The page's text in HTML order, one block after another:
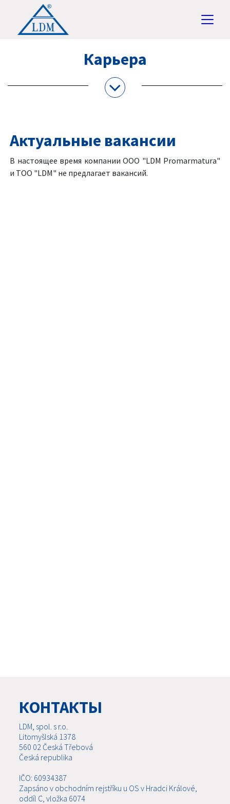
Карьера
Актуальные вакансии
В настоящее время компании OOO "LDM Promarmatura"
и TOO "LDM" не предлагает вакансий.
КОНТАКТЫ
LDM, spol. s r.o.
Litomyšlská 1378
560 02 Česká Třebová
Česká republika
IČO: 60934387
Zapsáno v obchodním rejstříku u OS v Hradci Králové,
oddíl C, vložka 6074